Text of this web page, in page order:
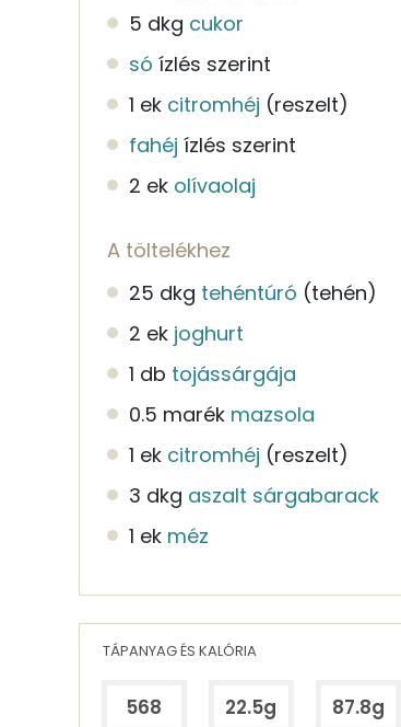
5 dkg cukor
só ízlés szerint
1 ek citromhéj (reszelt)
fahéj ízlés szerint
2 ek olívaolaj
A töltelékhez
25 dkg tehéntúró (tehén)
2 ek joghurt
1 db tojássárgája
0.5 marék mazsola
1 ek citromhéj (reszelt)
3 dkg aszalt sárgabarack
1 ek méz
TÁPANYAG ÉS KALÓRIA
568 22.5g 87.8g